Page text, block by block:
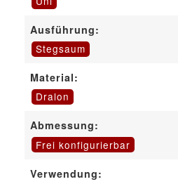
Ausführung:
Stegsaum
Material:
Dralon
Abmessung:
Frei konfigurierbar
Verwendung: